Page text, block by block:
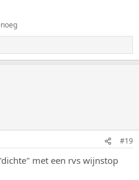
#19
met een rvs wijnstop